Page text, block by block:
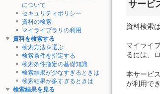
について
セキュリティポリシー
資料の検索
マイライブラリの利用
資料を検索する
検索方法を選ぶ
検索条件を指定する
検索条件指定の基礎知識
検索結果が少なすぎるときは
検索結果が多すぎるときは
検索結果を見る
サービ
資料検索
マイライ
るには、
本サービ
が利用で